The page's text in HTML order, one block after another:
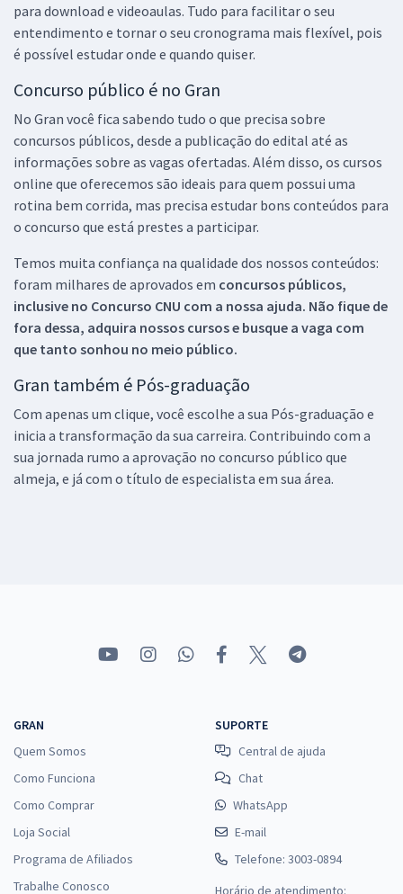
para download e videoaulas. Tudo para facilitar o seu
entendimento e tornar o seu cronograma mais flexível, pois
é possível estudar onde e quando quiser.
Concurso público é no Gran
No Gran você fica sabendo tudo o que precisa sobre
concursos públicos, desde a publicação do edital até as
informações sobre as vagas ofertadas. Além disso, os cursos
online que oferecemos são ideais para quem possui uma
rotina bem corrida, mas precisa estudar bons conteúdos para
o concurso que está prestes a participar.
Temos muita confiança na qualidade dos nossos conteúdos:
foram milhares de aprovados em concursos públicos,
inclusive no Concurso CNU com a nossa ajuda. Não fique de
fora dessa, adquira nossos cursos e busque a vaga com
que tanto sonhou no meio público.
Gran também é Pós-graduação
Com apenas um clique, você escolhe a sua Pós-graduação e
inicia a transformação da sua carreira. Contribuindo com a
sua jornada rumo a aprovação no concurso público que
almeja, e já com o título de especialista em sua área.
GRAN
Quem Somos
Como Funciona
Como Comprar
Loja Social
Programa de Afiliados
Trabalhe Conosco
SUPORTE
Central de ajuda
Chat
WhatsApp
E-mail
Telefone: 3003-0894
Horário de atendimento: